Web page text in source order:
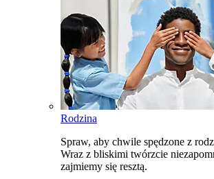
Rodzina
Spraw, aby chwile spędzone z
Wraz z bliskimi twórzcie
zajmiemy się resztą.